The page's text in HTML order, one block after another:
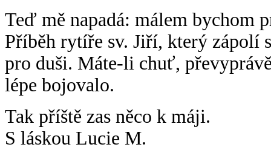
Teď mě napadá: málem bychom
Příběh rytíře sv. Jiří, který zápolí
pro duši. Máte-li chuť,
lépe bojovalo.
Tak příště zas něco k máji.
S láskou Lucie M.